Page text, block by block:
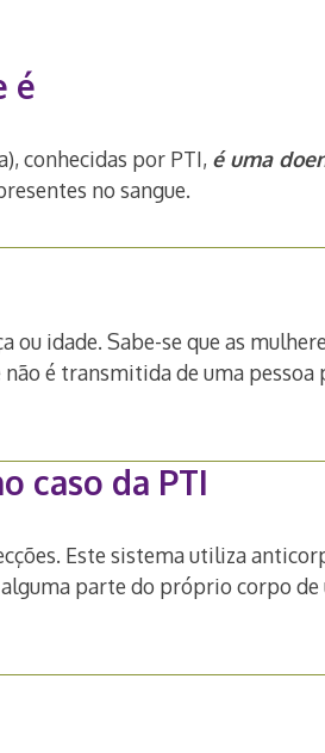
é
conhecidas por PTI, é uma
no sangue.
ou idade. Sabe-se que as
não é transmitida de uma pessoa
caso da PTI
Este sistema utiliza
parte do próprio corpo de